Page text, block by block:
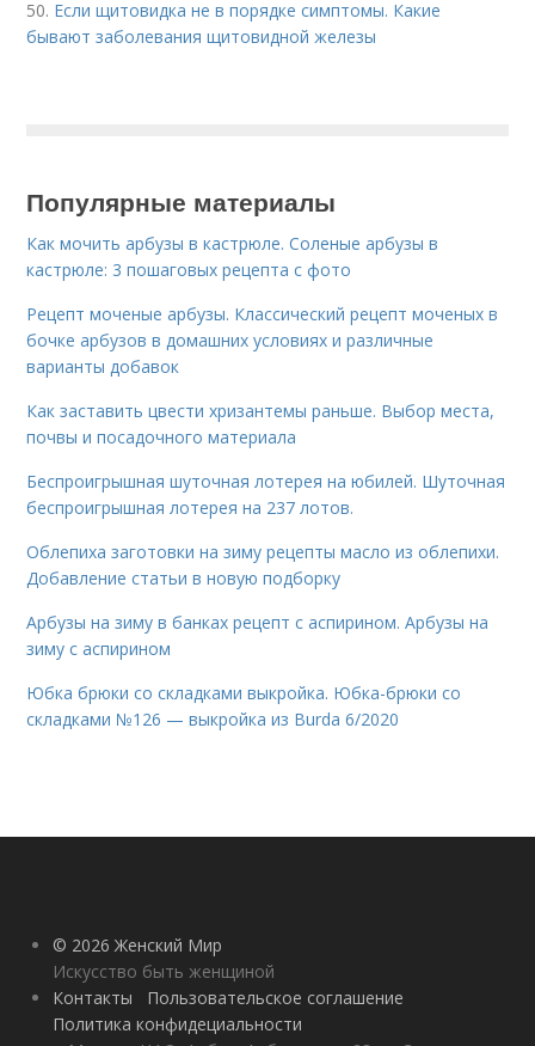
50. Если щитовидка не в порядке симптомы. Какие
бывают заболевания щитовидной железы
Популярные материалы
Как мочить арбузы в кастрюле. Соленые арбузы в
кастрюле: 3 пошаговых рецепта с фото
Рецепт моченые арбузы. Классический рецепт моченых в
бочке арбузов в домашних условиях и различные
варианты добавок
Как заставить цвести хризантемы раньше. Выбор места,
почвы и посадочного материала
Беспроигрышная шуточная лотерея на юбилей. Шуточная
беспроигрышная лотерея на 237 лотов.
Облепиха заготовки на зиму рецепты масло из облепихи.
Добавление статьи в новую подборку
Арбузы на зиму в банках рецепт с аспирином. Арбузы на
зиму с аспирином
Юбка брюки со складками выкройка. Юбка-брюки со
складками №126 — выкройка из Burda 6/2020
© 2026 Женский Мир
Искусство быть женщиной
Контакты
Пользовательское соглашение
Политика конфидециальности